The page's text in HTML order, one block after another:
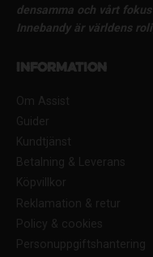
densamma och vårt
Innebandy är världens
Information
Om Assist
Guider
Kundtjänst
Betalning & Leverans
Köpvillkor
Reklamation & retur
Policy & cookies
Personuppgiftshantering